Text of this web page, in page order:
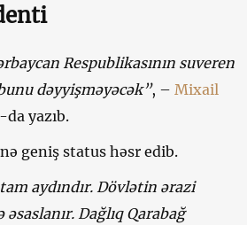
Respublikasının suveren
dəyyişməyəcək”, – Mixail
yazıb.
geniş status həsr edib.
aydındır. Dövlətin ərazi
Dağlıq Qarabağ